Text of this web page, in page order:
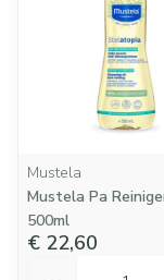
Mustela
Mustela Pa
500ml
€ 22,60